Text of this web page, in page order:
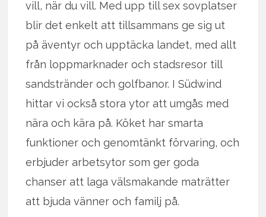
vill, när du vill. Med upp till sex sovplatser
blir det enkelt att tillsammans ge sig ut
på äventyr och upptäcka landet, med allt
från loppmarknader och stadsresor till
sandstränder och golfbanor. I Südwind
hittar vi också stora ytor att umgås med
nära och kära på. Köket har smarta
funktioner och genomtänkt förvaring, och
erbjuder arbetsytor som ger goda
chanser att laga välsmakande maträtter
att bjuda vänner och familj på.